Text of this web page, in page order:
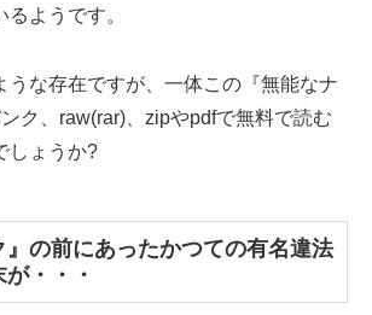
ようです。
うな存在ですが、一体この『無能なナ
ク、raw(rar)、zipやpdfで無料で読む
しょうか?
』の前にあったかつての有名違法
・・・